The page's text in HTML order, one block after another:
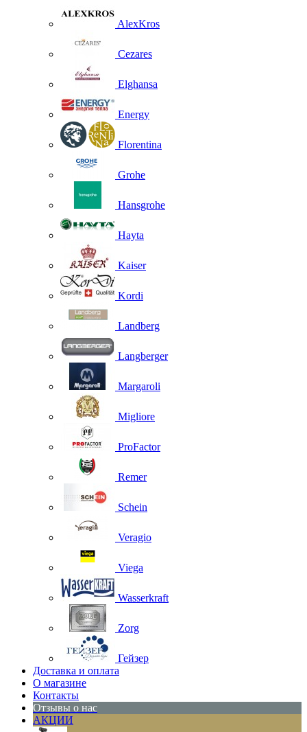
AlexKros
Cezares
Elghansa
Energy
Florentina
Grohe
Hansgrohe
Hayta
Kaiser
Kordi
Landberg
Langberger
Margaroli
Migliore
ProFactor
Remer
Schein
Veragio
Viega
Wasserkraft
Zorg
Гейзер
Доставка и оплата
О магазине
Контакты
Отзывы о нас
АКЦИИ